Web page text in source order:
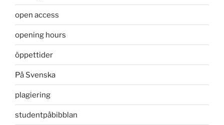
open access
opening hours
öppettider
På Svenska
plagiering
studentpåbibblan